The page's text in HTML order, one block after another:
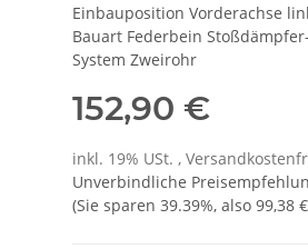
Einbauposition Vorderachse
Bauart Federbein
System Zweirohr
152,90 €
inkl. 19% USt. ,
Unverbindliche
(Sie sparen 39.39%, also 99,38 €